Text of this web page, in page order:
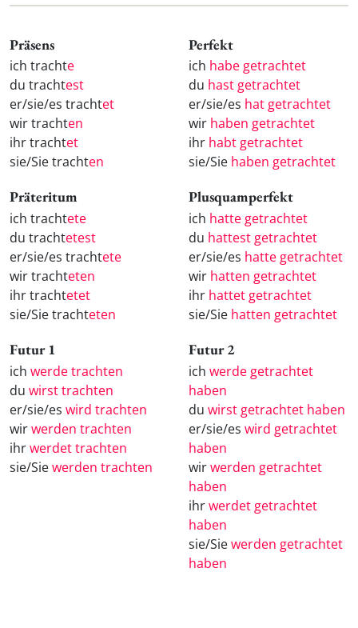
Präsens
ich trachte
du trachtest
er/sie/es trachtet
wir trachten
ihr trachtet
sie/Sie trachten
Perfekt
ich habe getrachtet
du hast getrachtet
er/sie/es hat getrachtet
wir haben getrachtet
ihr habt getrachtet
sie/Sie haben getrachtet
Präteritum
ich trachtete
du trachtetest
er/sie/es trachtete
wir trachteten
ihr trachtetet
sie/Sie trachteten
Plusquamperfekt
ich hatte getrachtet
du hattest getrachtet
er/sie/es hatte getrachtet
wir hatten getrachtet
ihr hattet getrachtet
sie/Sie hatten getrachtet
Futur 1
ich werde trachten
du wirst trachten
er/sie/es wird trachten
wirwerden trachten
ihrwerdet trachten
sie/Siewerden trachten
Futur 2
ich werde getrachtet
haben
du wirst getrachtet haben
er/sie/es wird getrachtet
haben
wirwerden getrachtet
haben
ihrwerdet getrachtet
haben
sie/Siewerden getrachtet
haben